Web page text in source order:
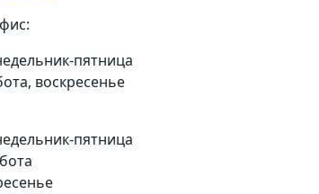
пятница
воскресенье
пятница